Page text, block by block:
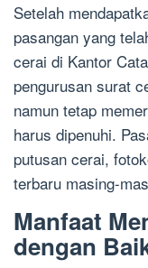
Setelah
pasangan yang
cerai di Kantor
pengurusan surat
namun tetap
harus dipenuhi.
putusan cerai,
terbaru masing-
Manfaat
dengan